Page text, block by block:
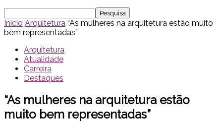
Inicio Arquitetura “As mulheres na arquitetura estão muito
bem representadas”
Arquitetura
Atualidade
Carreira
Destaques
“As mulheres na arquitetura estão
muito bem representadas”